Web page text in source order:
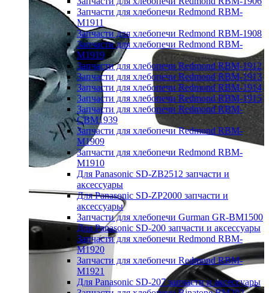
Запчасти для хлебопечи Redmond RBM-
M1911
Запчасти для хлебопечи Redmond RBM-1908
Запчасти для хлебопечи Redmond RBM-
M1919
Запчасти для хлебопечи Redmond RBM-1912
Запчасти для хлебопечи Redmond RBM-1913
Запчасти для хлебопечи Redmond RBM-1914
Запчасти для хлебопечи Redmond RBM-1915
Запчасти для хлебопечи Redmond RBM-
CBM1939
Запчасти для хлебопечи Redmond RBM-
M1909
Запчасти для хлебопечи Redmond RBM-
M1910
Для Panasonic SD-ZB2512 запчасти и
аксессуары
Для Panasonic SD-ZP2000 запчасти и
аксессуары
Запчасти для хлебопечи Gurman GR-BM1500
Для Panasonic SD-200 запчасти и аксессуары
Запчасти для хлебопечи Redmond RBM-
M1920
Запчасти для хлебопечи Redmond RBM-
M1921
Для Panasonic SD-207 запчасти и аксессуары